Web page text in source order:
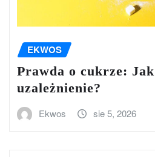
EKWOS
Prawda o cukrze:
uzależnienie?
Ekwos sie 5, 2026